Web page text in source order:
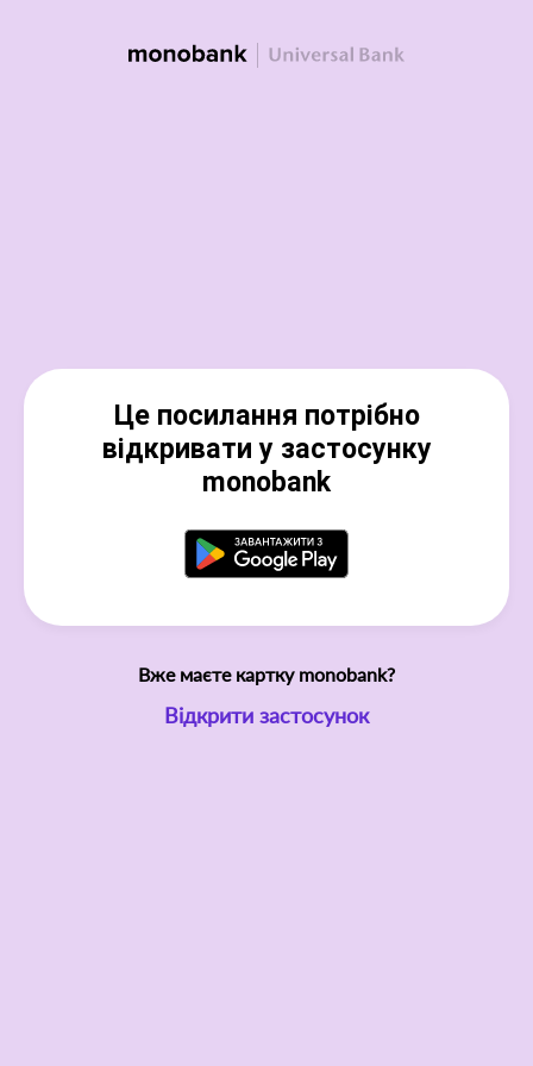
Це посилання потрібно
відкривати у застосунку
monobank
Вже маєте картку monobank?
Відкрити застосунок